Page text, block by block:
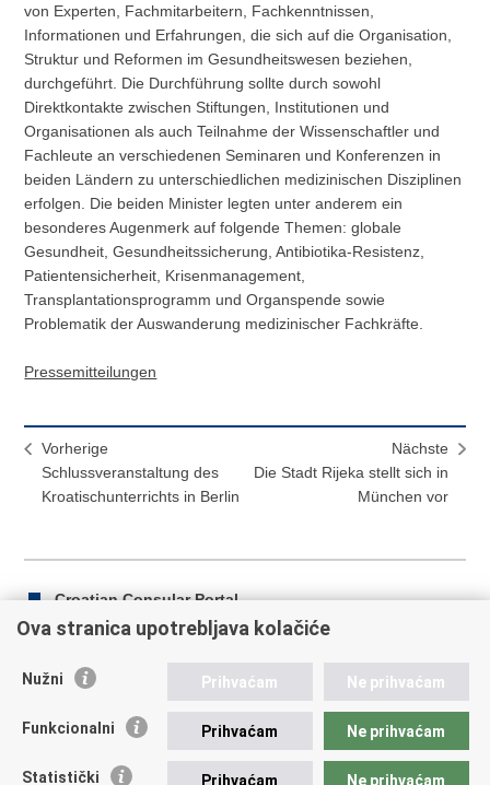
von Experten, Fachmitarbeitern, Fachkenntnissen,
Informationen und Erfahrungen, die sich auf die Organisation,
Struktur und Reformen im Gesundheitswesen beziehen,
durchgeführt. Die Durchführung sollte durch sowohl
Direktkontakte zwischen Stiftungen, Institutionen und
Organisationen als auch Teilnahme der Wissenschaftler und
Fachleute an verschiedenen Seminaren und Konferenzen in
beiden Ländern zu unterschiedlichen medizinischen Disziplinen
erfolgen. Die beiden Minister legten unter anderem ein
besonderes Augenmerk auf folgende Themen: globale
Gesundheit, Gesundheitssicherung, Antibiotika-Resistenz,
Patientensicherheit, Krisenmanagement,
Transplantationsprogramm und Organspende sowie
Problematik der Auswanderung medizinischer Fachkräfte.
Pressemitteilungen
Vorherige
Schlussveranstaltung des
Kroatischunterrichts in Berlin
Nächste
Die Stadt Rijeka stellt sich in
München vor
Croatian Consular Portal
diese FacebookTwitter
Ova stranica upotrebljava kolačiće
Nužni Prihvaćam Ne prihvaćam
Funkcionalni Prihvaćam Ne prihvaćam
Statistički Prihvaćam Ne prihvaćam